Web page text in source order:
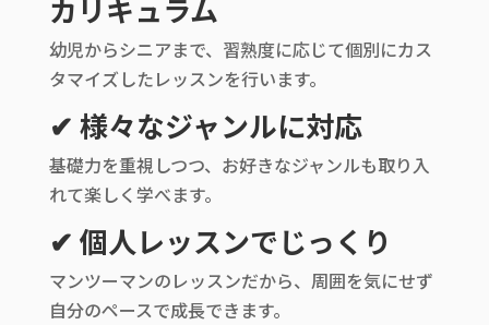
カリキュラム
幼児からシニアまで、習熟度に応じて個別にカス
タマイズしたレッスンを行います。
✔ 様々なジャンルに対応
基礎力を重視しつつ、お好きなジャンルも取り入
れて楽しく学べます。
✔ 個人レッスンでじっくり
マンツーマンのレッスンだから、周囲を気にせず
自分のペースで成長できます。